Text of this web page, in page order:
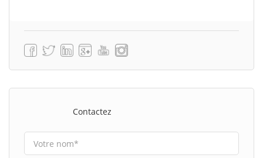
Contactez